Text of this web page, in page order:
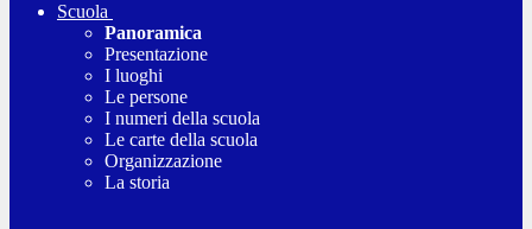
Scuola
Panoramica
Presentazione
I luoghi
Le persone
I numeri della scuola
Le carte della scuola
Organizzazione
La storia